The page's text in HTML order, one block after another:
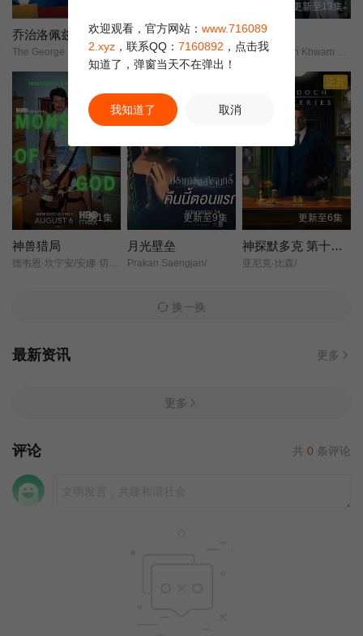
第4集完结
乔治洛佩兹秀第一季
The George Lopez Show/
龙之家族第三季
龙族前传/
更新至13集
爱且衡生
Ngoen Ngan Khwam Rak/
第1集
神兽猎局
更新至9集
月光壁垒
Prakan Saengjan/
正片
更新至6集
神探默多克 第十九季
亚尼克·比森/
换一换
最新资讯 更多
更多
评论 共 0 条评论
欢迎观看，官方网站： www.716089
2.xyz ，联系QQ： 7160892 ，点击我
知道了，弹窗当天不在弹出！
我知道了 取消